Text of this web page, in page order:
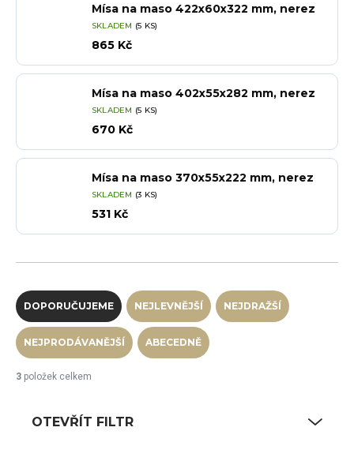
Mísa na maso 422x60x322 mm, nerez
SKLADEM (5 KS)
865 Kč
Mísa na maso 402x55x282 mm, nerez
SKLADEM (5 KS)
670 Kč
Mísa na maso 370x55x222 mm, nerez
SKLADEM (3 KS)
531 Kč
Řazení produktů
DOPORUČUJEME NEJLEVNĚJŠÍ NEJDRAŽŠÍ
NEJPRODÁVANĚJŠÍ ABECEDNĚ
3 položek celkem
OTEVŘÍT FILTR